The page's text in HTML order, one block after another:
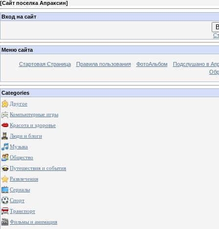
[Сайт поселка Апраксин]
Вход на сайт
Меню сайта
Стартовая Страница Правила пользования ФотоАльбом
Подслушано в
Categories
Другое
Компьютерные игры
Красота и здоровье
Люди и блоги
Музыка
Общество
Путешествия и события
Развлечения
Сериалы
Спорт
Транспорт
Фильмы и анимация